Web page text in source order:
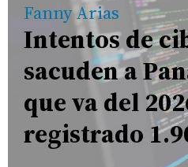
Fanny Arias
Intentos de
sacuden a
que va del
registrado